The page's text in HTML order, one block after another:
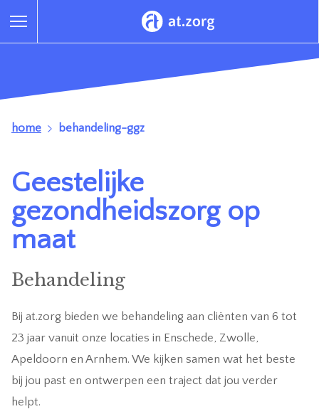
home behandeling-ggz
Geestelijke
gezondheidszorg op
maat
Behandeling
Bij at.zorg bieden we behandeling aan cliënten van 6 tot
23 jaar vanuit onze locaties in Enschede, Zwolle,
Apeldoorn en Arnhem. We kijken samen wat het beste
bij jou past en ontwerpen een traject dat jou verder
helpt.